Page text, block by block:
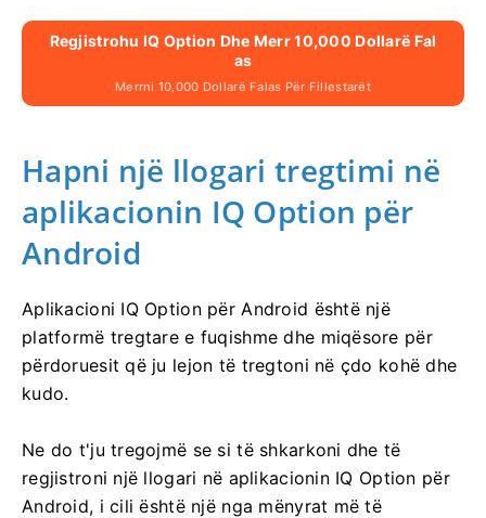
Regjistrohu IQ Option Dhe Merr 10,000 Dollarë Fal
As
Merrni 10,000 Dollarë Falas Për Fillestarët
Hapni një llogari tregtimi në
aplikacionin IQ Option për
Android
Aplikacioni IQ Option për Android është një
platformë tregtare e fuqishme dhe miqësore për
përdoruesit që ju lejon të tregtoni në çdo kohë dhe
kudo.
Ne do t'ju tregojmë se si të shkarkoni dhe të
regjistroni një llogari në aplikacionin IQ Option për
Android, i cili është një nga mënyrat më të